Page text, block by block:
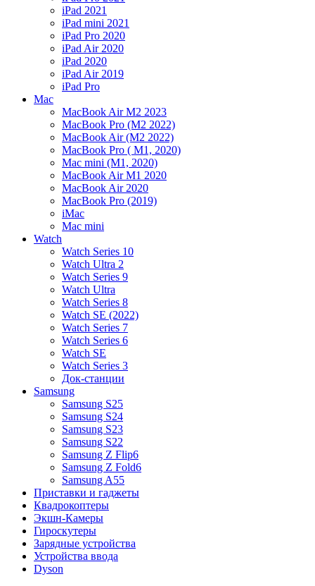
iPad 2021
iPad mini 2021
iPad Pro 2020
iPad Air 2020
iPad 2020
iPad Air 2019
iPad Pro
Mac
MacBook Air M2 2023
MacBook Pro (M2 2022)
MacBook Air (M2 2022)
MacBook Pro ( M1, 2020)
Mac mini (M1, 2020)
MacBook Air M1 2020
MacBook Air 2020
MacBook Pro (2019)
iMac
Mac mini
Watch
Watch Series 10
Watch Ultra 2
Watch Series 9
Watch Ultra
Watch Series 8
Watch SE (2022)
Watch Series 7
Watch Series 6
Watch SE
Watch Series 3
Док-станции
Samsung
Samsung S25
Samsung S24
Samsung S23
Samsung S22
Samsung Z Flip6
Samsung Z Fold6
Samsung A55
Приставки и гаджеты
Квадрокоптеры
Экшн-Камеры
Гироскутеры
Зарядные устройства
Устройства ввода
Dyson